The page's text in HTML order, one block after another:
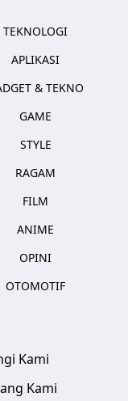
TEKNOLOGI
APLIKASI
& TEKNO
GAME
STYLE
RAGAM
FILM
ANIME
OPINI
OTOMOTIF
Kami
Kami